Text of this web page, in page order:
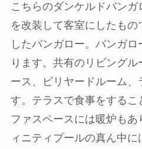
こちらのダンケルドバン
を改装して客室にしたも
したバンガロー。バンガ
ります。共有のリビング
ース、ビリヤードルーム、
す。テラスで食事をするこ
ファスペースには暖炉も
ィニティプールの真ん中に